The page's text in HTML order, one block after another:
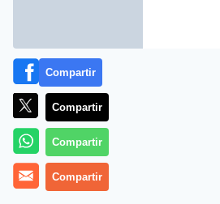
Más información
Compartir
Compartir
Compartir
Compartir